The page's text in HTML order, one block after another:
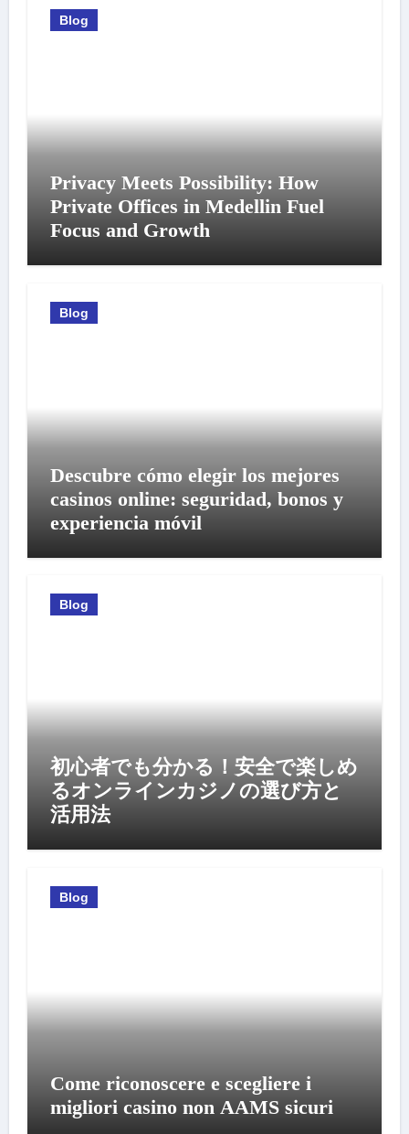
Blog
Privacy Meets Possibility: How
Private Offices in Medellin Fuel
Focus and Growth
Blog
Descubre cómo elegir los mejores
casinos online: seguridad, bonos y
experiencia móvil
Blog
初心者でも分かる！安全で楽しめ
るオンラインカジノの選び方と
活用法
Blog
Come riconoscere e scegliere i
migliori casino non AAMS sicuri